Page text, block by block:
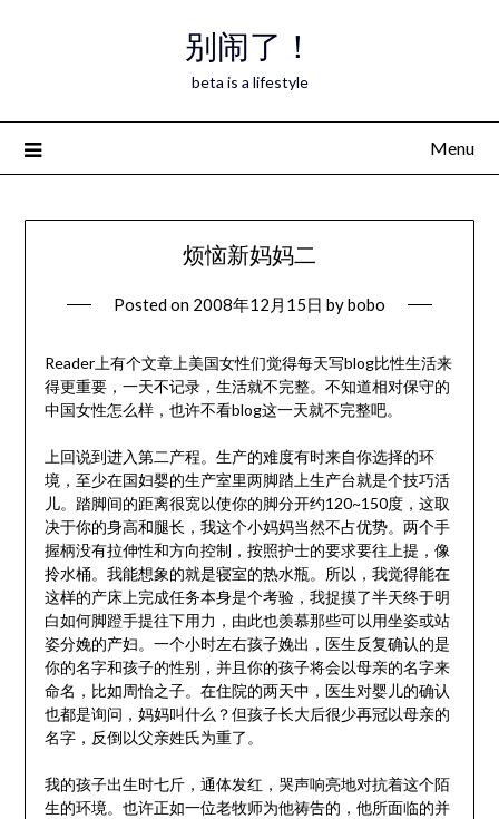
别闹了！
beta is a lifestyle
Menu
烦恼新妈妈二
Posted on 2008年12月15日 bybobo
Reader上有个文章上美国女性们觉得每天写blog比性生活来
得更重要，一天不记录，生活就不完整。不知道相对保守的
中国女性怎么样，也许不看blog这一天就不完整吧。
上回说到进入第二产程。生产的难度有时来自你选择的环
境，至少在国妇婴的生产室里两脚踏上生产台就是个技巧活
儿。踏脚间的距离很宽以使你的脚分开约120~150度，这取
决于你的身高和腿长，我这个小妈妈当然不占优势。两个手
握柄没有拉伸性和方向控制，按照护士的要求要往上提，像
拎水桶。我能想象的就是寝室的热水瓶。所以，我觉得能在
这样的产床上完成任务本身是个考验，我捉摸了半天终于明
白如何脚蹬手提往下用力，由此也羡慕那些可以用坐姿或站
姿分娩的产妇。一个小时左右孩子娩出，医生反复确认的是
你的名字和孩子的性别，并且你的孩子将会以母亲的名字来
命名，比如周怡之子。在住院的两天中，医生对婴儿的确认
也都是询问，妈妈叫什么？但孩子长大后很少再冠以母亲的
名字，反倒以父亲姓氏为重了。
我的孩子出生时七斤，通体发红，哭声响亮地对抗着这个陌
生的环境。也许正如一位老牧师为他祷告的，他所面临的并